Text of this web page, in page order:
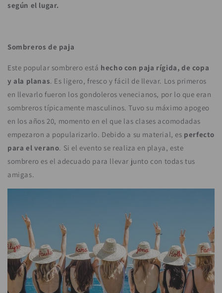
según el lugar.
Sombreros de paja
Este popular sombrero está hecho con paja rígida, de copa
y ala planas. Es ligero, fresco y fácil de llevar. Los primeros
en llevarlo fueron los gondoleros venecianos, por lo que eran
sombreros típicamente masculinos. Tuvo su máximo apogeo
en los años 20, momento en el que las clases acomodadas
empezaron a popularizarlo. Debido a su material, es perfecto
para el verano. Si el evento se realiza en playa, este
sombrero es el adecuado para llevar junto con todas tus
amigas.